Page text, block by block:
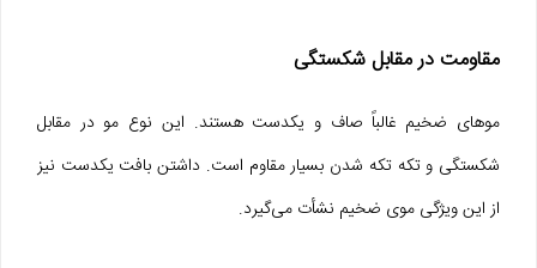
مقاومت در مقابل شکستگی
موهای ضخیم غالباً صاف و یکدست هستند. این نوع مو در مقابل
شکستگی و تکه تکه شدن بسیار مقاوم است. داشتن بافت یکدست نیز
از این ویژگی موی ضخیم نشأت می‌گیرد.